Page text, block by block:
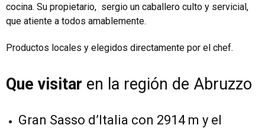
cocina. Su propietario, sergio un caballero culto y servicial,
que atiente a todos amablemente.
Productos locales y elegidos directamente por el chef.
Que visitar en la región de Abruzzo
Gran Sasso d’Italia con 2914 m y el